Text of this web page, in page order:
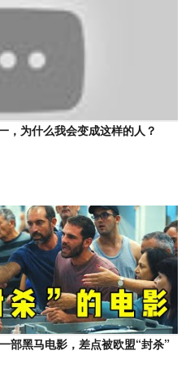
，为什么我会变成这样的人？
部黑马电影，差点被欧盟“封杀”